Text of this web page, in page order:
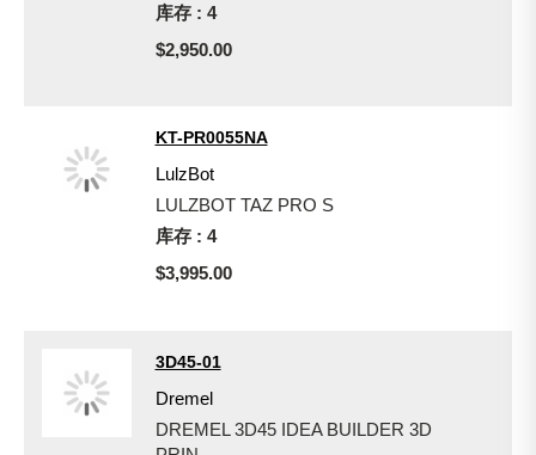
库存 : 4
$2,950.00
KT-PR0055NA
LulzBot
LULZBOT TAZ PRO S
库存 : 4
$3,995.00
3D45-01
Dremel
DREMEL 3D45 IDEA BUILDER 3D